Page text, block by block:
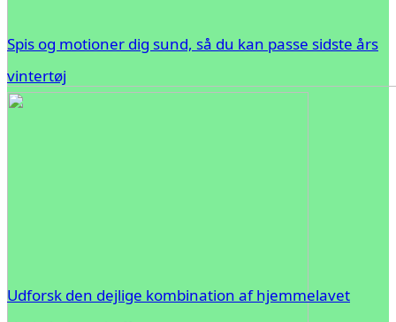
Spis og motioner dig sund, så du kan passe sidste års
vintertøj
Udforsk den dejlige kombination af hjemmelavet